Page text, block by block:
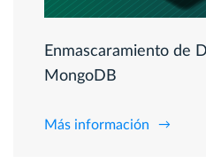
Enmascaramiento de
MongoDB
Más información